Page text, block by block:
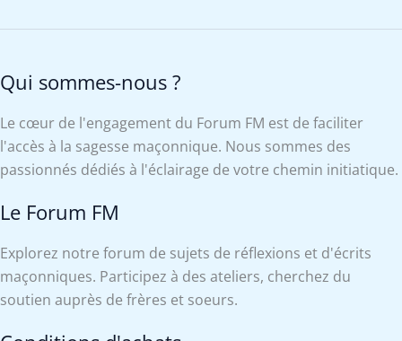
Qui sommes-nous ?
Le cœur de l'engagement du Forum FM est de faciliter
l'accès à la sagesse maçonnique. Nous sommes des
passionnés dédiés à l'éclairage de votre chemin initiatique.
Le Forum FM
Explorez notre forum de sujets de réflexions et d'écrits
maçonniques. Participez à des ateliers, cherchez du
soutien auprès de frères et soeurs.